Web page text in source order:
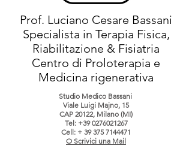
Prof. Luciano Cesare Bassani
Specialista in Terapia Fisica,
Riabilitazione & Fisiatria
Centro di Proloterapia e
Medicina rigenerativa
Studio Medico Bassani
Viale Luigi Majno, 15
CAP 20122, Milano (MI)
Tel: +39 0276021267
Cell: + 39 375 7144471
O Scrivici una Mail